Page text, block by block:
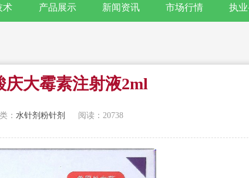
术 产品展示 新闻资讯 市场行情 执
大霉素注射液2ml
：水针剂粉针剂 阅读：20738